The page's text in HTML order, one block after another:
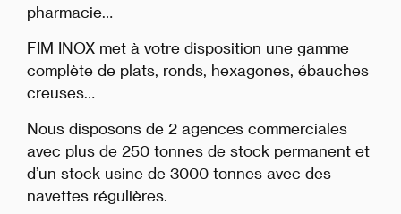
pharmacie…
FIM INOX met à votre disposition une gamme
complète de plats, ronds, hexagones, ébauches
creuses…
Nous disposons de 2 agences commerciales
avec plus de 250 tonnes de stock permanent et
d’un stock usine de 3000 tonnes avec des
navettes régulières.